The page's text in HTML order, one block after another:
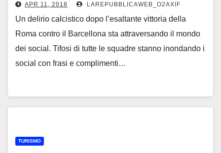
APR 11, 2018 LAREPUBBLICAWEB_O2AXIF
Un delirio calcistico dopo l’esaltante vittoria della
Roma contro il Barcellona sta attraversando il mondo
dei social. Tifosi di tutte le squadre stanno inondando i
social con frasi e complimenti…
TURISMO